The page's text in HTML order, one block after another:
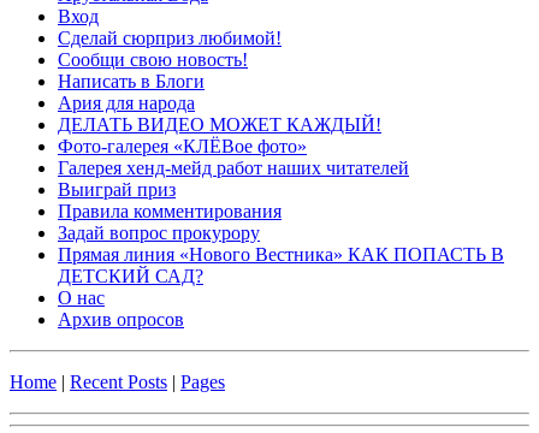
Вход
Сделай сюрприз любимой!
Сообщи свою новость!
Написать в Блоги
Ария для народа
ДЕЛАТЬ ВИДЕО МОЖЕТ КАЖДЫЙ!
Фото-галерея «КЛЁВое фото»
Галерея хенд-мейд работ наших читателей
Выиграй приз
Правила комментирования
Задай вопрос прокурору
Прямая линия «Нового Вестника» КАК ПОПАСТЬ В
ДЕТСКИЙ САД?
О нас
Архив опросов
Home | Recent Posts | Pages